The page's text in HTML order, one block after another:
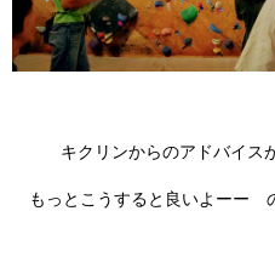
キクリンからのアドバイス
もっとこうすると良いよーー